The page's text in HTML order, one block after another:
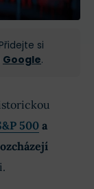
si
Google.
500 a